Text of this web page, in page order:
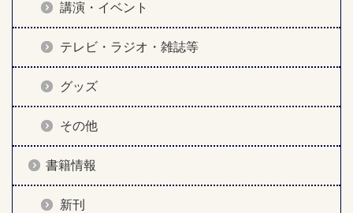
講演・イベント
テレビ・ラジオ・雑誌等
グッズ
その他
書籍情報
新刊